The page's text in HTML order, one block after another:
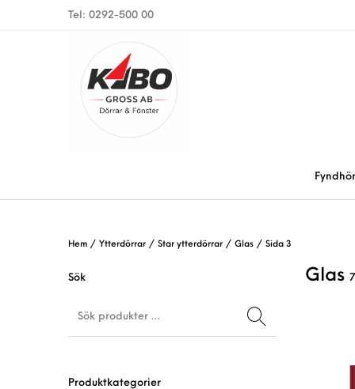
Tel: 0292-500 00
Hem / Ytterdörrar / Star ytterdörrar / Glas / Sida 3
Sök
Produktkategorier
Glas